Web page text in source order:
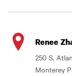
Renee
250 S.
Monterey